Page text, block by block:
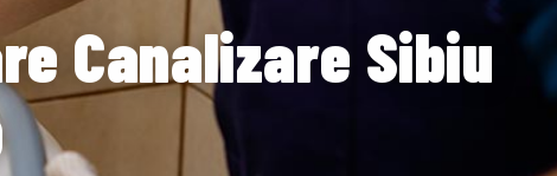
Canalizare Sibiu